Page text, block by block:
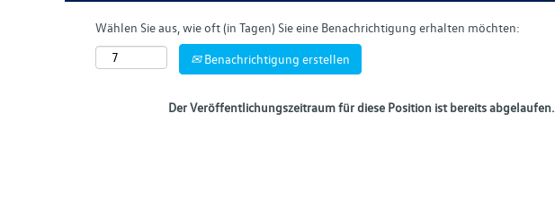
Wählen Sie aus, wie oft (in Tagen) Sie eine Benachrichtigung erhalten möchten:
Benachrichtigung erstellen
Der Veröffentlichungszeitraum für diese Position ist bereits abgelaufen.